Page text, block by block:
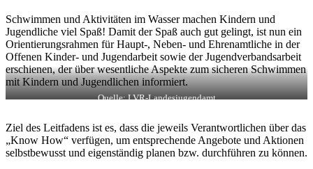
Schwimmen und Aktivitäten im Wasser machen Kindern und
Jugendliche viel Spaß! Damit der Spaß auch gut gelingt, ist nun ein
Orientierungsrahmen für Haupt-, Neben- und Ehrenamtliche in der
Offenen Kinder- und Jugendarbeit sowie der Jugendverbandsarbeit
erschienen, der über wesentliche Aspekte zum sicheren Schwimmen
mit Kindern und Jugendlichen informiert.
Quelle: LVR-Landesjugendamt
Ziel des Leitfadens ist es, dass die jeweils Verantwortlichen über das
„Know How“ verfügen, um entsprechende Angebote und Aktionen
selbstbewusst und eigenständig planen bzw. durchführen zu können.